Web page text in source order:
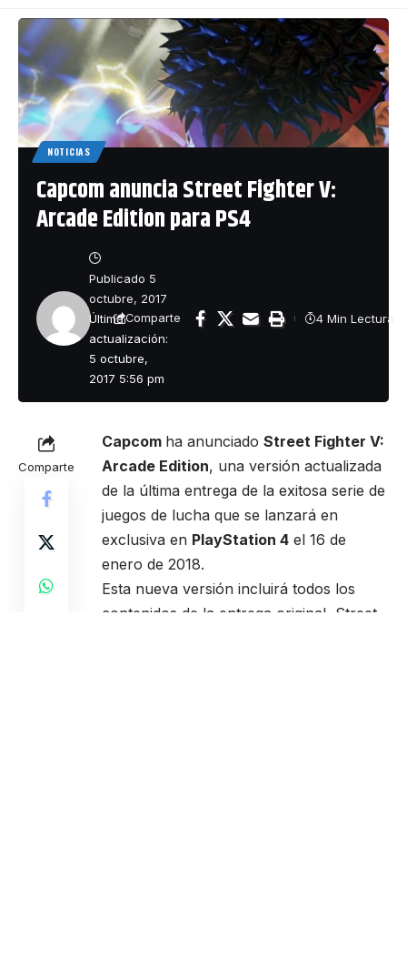
NOTICIAS
Capcom anuncia Street Fighter V:
Arcade Edition para PS4
Última
actualización:
5 octubre,
2017 5:56 pm
Publicado 5
octubre, 2017
Comparte 4 Min Lectura
Comparte
Capcom ha anunciado Street Fighter V:
Arcade Edition, una versión actualizada
de la última entrega de la exitosa serie de
juegos de lucha que se lanzará en
exclusiva en PlayStation 4 el 16 de
enero de 2018.
Esta nueva versión incluirá todos los
contenidos de la entrega original, Street